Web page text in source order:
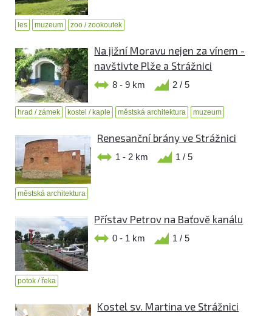
les muzeum zoo / zookoutek
Na jižní Moravu nejen za vínem -
navštivte Plže a Strážnici
8 - 9 km 2 / 5
hrad / zámek kostel / kaple městská architektura muzeum
Renesanční brány ve Strážnici
1 - 2 km 1 / 5
městská architektura
Přístav Petrov na Baťově kanálu
0 - 1 km 1 / 5
potok / řeka
Kostel sv. Martina ve Strážnici